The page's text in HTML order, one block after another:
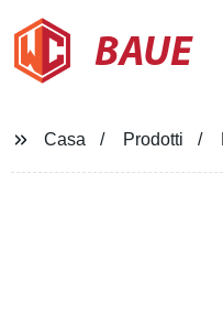
BAUE
Casa Prodotti